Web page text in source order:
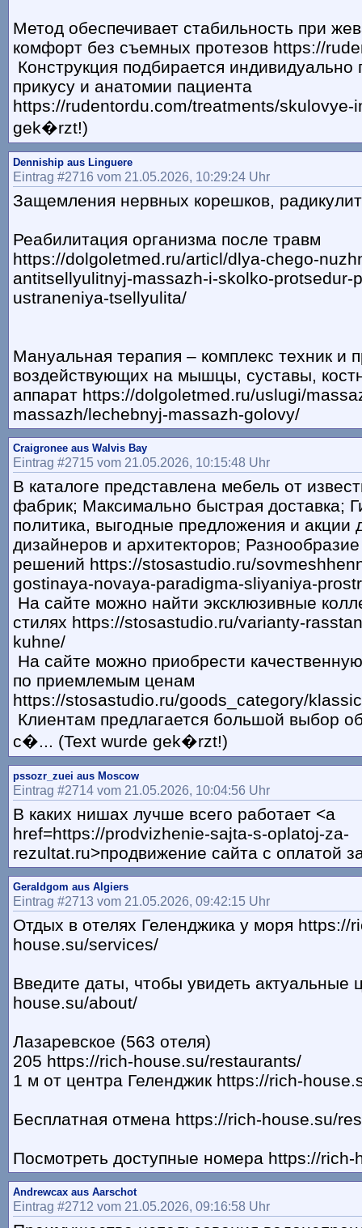
Метод обеспечивает стабильность при
комфорт без съемных протезов https://
Конструкция подбирается
прикусу и анатомии пациента
https://rudentordu.com/treatments/skulovye-
gek�rzt!)
Denniship aus Linguere
Eintrag #2716 vom 21.05.2026, 10:29:24 Uhr
Защемления нервных корешков,
Реабилитация организма после травм
https://dolgoletmed.ru/articl/dlya-chego-
antitsellyulitnyj-massazh-i-skolko-protsedur-
ustraneniya-tsellyulita/
Мануальная терапия – комплекс техник и
воздействующих на мышцы, суставы,
аппарат https://dolgoletmed.ru/uslugi/
massazh/lechebnyj-massazh-golovy/
Craigronee aus Walvis Bay
Eintrag #2715 vom 21.05.2026, 10:15:48 Uhr
В каталоге представлена мебель от
фабрик; Максимально быстрая доставка;
политика, выгодные предложения и акции
дизайнеров и архитекторов;
решений https://stosastudio.ru/
gostinaya-novaya-paradigma-sliyaniya-
На сайте можно найти эксклюзивные
стилях https://stosastudio.ru/varianty-
kuhne/
На сайте можно приобрести
по приемлемым ценам
https://stosastudio.ru/goods_category/
Клиентам предлагается большой выбор
с�... (Text wurde gek�rzt!)
pssozr_zuei aus Moscow
Eintrag #2714 vom 21.05.2026, 10:04:56 Uhr
В каких нишах лучше всего работает <a
href=https://prodvizhenie-sajta-s-oplatoj-za-
rezultat.ru>продвижение сайта с оплатой
Geraldgom aus Algiers
Eintrag #2713 vom 21.05.2026, 09:42:15 Uhr
Отдых в отелях Геленджика у моря https://
house.su/services/
Введите даты, чтобы увидеть актуальные
house.su/about/
Лазаревское (563 отеля)
205 https://rich-house.su/restaurants/
1 м от центра Геленджик https://rich-
Бесплатная отмена https://rich-house.su/
Посмотреть доступные номера https://rich-
Andrewcax aus Aarschot
Eintrag #2712 vom 21.05.2026, 09:16:58 Uhr